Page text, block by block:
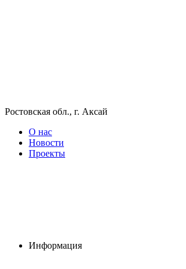
Ростовская обл., г. Аксай
О нас
Новости
Проекты
Информация